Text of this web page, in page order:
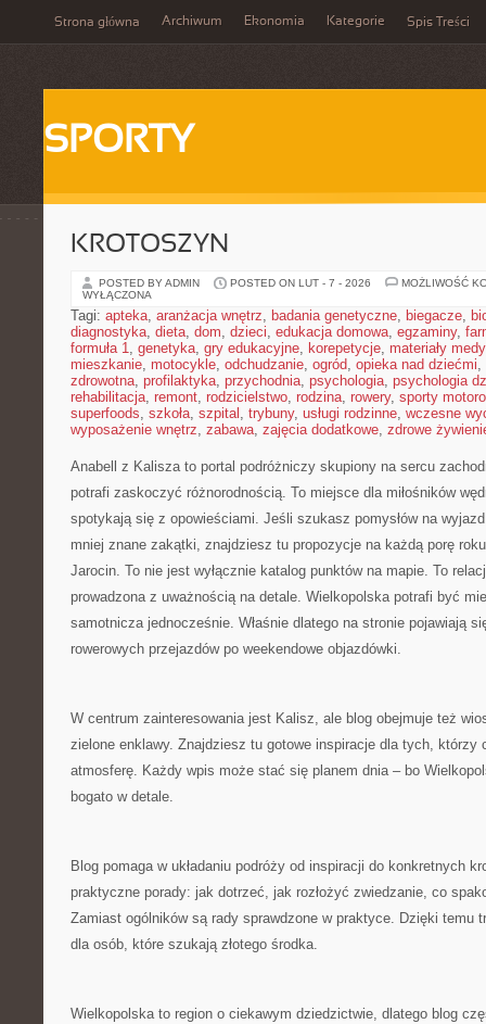
Strona główna Archiwum Ekonomia Kategorie Spis Treści
SPORTY
KROTOSZYN
POSTED BY ADMIN POSTED ON LUT - 7 - 2026
MOŻLIWOŚĆ
WYŁĄCZONA
Tagi: apteka, aranżacja wnętrz, badania genetyczne, biegacze,
diagnostyka, dieta, dom, dzieci, edukacja domowa, egzaminy,
formuła 1, genetyka, gry edukacyjne, korepetycje, materiały
mieszkanie, motocykle, odchudzanie, ogród, opieka nad dziećmi,
zdrowotna, profilaktyka, przychodnia, psychologia, psychologia
rehabilitacja, remont, rodzicielstwo, rodzina, rowery, sporty
superfoods, szkoła, szpital , trybuny, usługi rodzinne, wczesne
wyposażenie wnętrz, zabawa, zajęcia dodatkowe, zdrowe
Anabell z Kalisza to portal podróżniczy skupiony na sercu
potrafi zaskoczyć różnorodnością. To miejsce dla miłośników
spotykają się z opowieściami. Jeśli szukasz pomysłów na
mniej znane zakątki, znajdziesz tu propozycje na każdą porę
Jarocin. To nie jest wyłącznie katalog punktów na mapie. To
prowadzona z uważnością na detale. Wielkopolska potrafi być
samotnicza jednocześnie. Właśnie dlatego na stronie pojawiają
rowerowych przejazdów po weekendowe objazdówki.
W centrum zainteresowania jest Kalisz, ale blog obejmuje też
zielone enklawy. Znajdziesz tu gotowe inspiracje dla tych, którzy
atmosferę. Każdy wpis może stać się planem dnia – bo
bogato w detale.
Blog pomaga w układaniu podróży od inspiracji do konkretnych
praktyczne porady: jak dotrzeć, jak rozłożyć zwiedzanie, co
Zamiast ogólników są rady sprawdzone w praktyce. Dzięki temu
dla osób, które szukają złotego środka.
Wielkopolska to region o ciekawym dziedzictwie, dlatego blog